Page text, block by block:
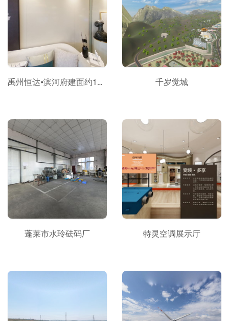
禹州恒达•滨河府建面约120㎡B6户型 千岁觉城
蓬莱市水玲砝码厂 特灵空调展示厅